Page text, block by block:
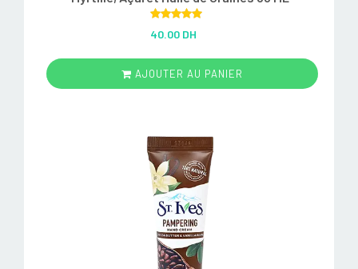
out of 5
40.00 DH
AJOUTER AU PANIER